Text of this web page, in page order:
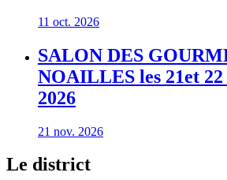
11 oct. 2026
SALON DES
NOAILLES les 21et
2026
21 nov. 2026
Le district